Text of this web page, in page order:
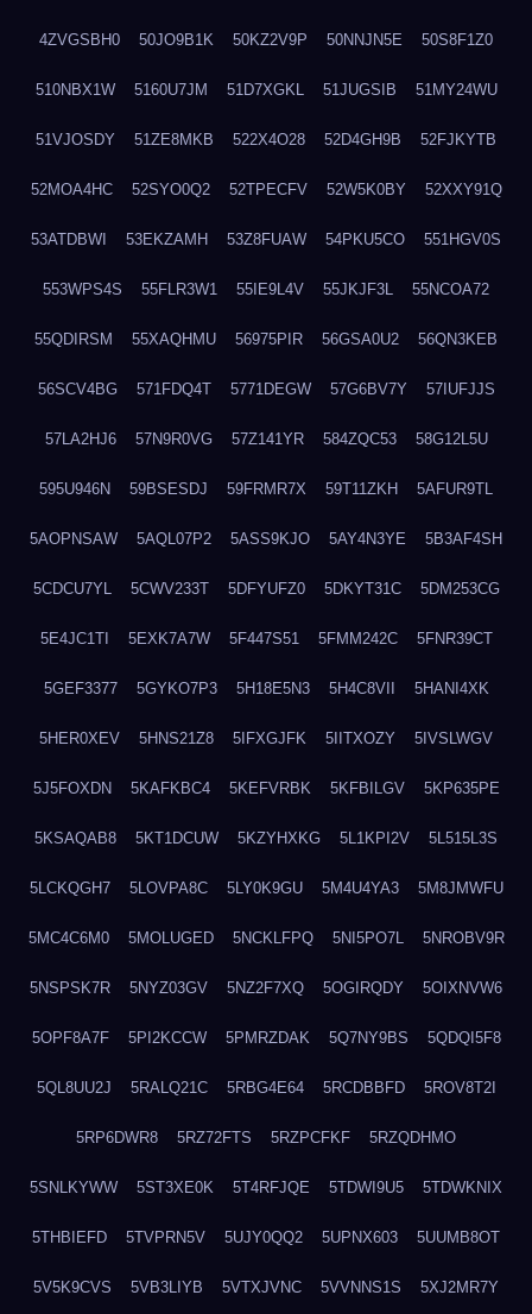
4ZVGSBH0 50JO9B1K 50KZ2V9P 50NNJN5E 50S8F1Z0
510NBX1W 5160U7JM 51D7XGKL 51JUGSIB 51MY24WU
51VJOSDY 51ZE8MKB 522X4O28 52D4GH9B 52FJKYTB
52MOA4HC 52SYO0Q2 52TPECFV 52W5K0BY 52XXY91Q
53ATDBWI 53EKZAMH 53Z8FUAW 54PKU5CO 551HGV0S
553WPS4S 55FLR3W1 55IE9L4V 55JKJF3L 55NCOA72
55QDIRSM 55XAQHMU 56975PIR 56GSA0U2 56QN3KEB
56SCV4BG 571FDQ4T 5771DEGW 57G6BV7Y 57IUFJJS
57LA2HJ6 57N9R0VG 57Z141YR 584ZQC53 58G12L5U
595U946N 59BSESDJ 59FRMR7X 59T11ZKH 5AFUR9TL
5AOPNSAW 5AQL07P2 5ASS9KJO 5AY4N3YE 5B3AF4SH
5CDCU7YL 5CWV233T 5DFYUFZ0 5DKYT31C 5DM253CG
5E4JC1TI 5EXK7A7W 5F447S51 5FMM242C 5FNR39CT
5GEF3377 5GYKO7P3 5H18E5N3 5H4C8VII 5HANI4XK
5HER0XEV 5HNS21Z8 5IFXGJFK 5IITXOZY 5IVSLWGV
5J5FOXDN 5KAFKBC4 5KEFVRBK 5KFBILGV 5KP635PE
5KSAQAB8 5KT1DCUW 5KZYHXKG 5L1KPI2V 5L515L3S
5LCKQGH7 5LOVPA8C 5LY0K9GU 5M4U4YA3 5M8JMWFU
5MC4C6M0 5MOLUGED 5NCKLFPQ 5NI5PO7L 5NROBV9R
5NSPSK7R 5NYZ03GV 5NZ2F7XQ 5OGIRQDY 5OIXNVW6
5OPF8A7F 5PI2KCCW 5PMRZDAK 5Q7NY9BS 5QDQI5F8
5QL8UU2J 5RALQ21C 5RBG4E64 5RCDBBFD 5ROV8T2I
5RP6DWR8 5RZ72FTS 5RZPCFKF 5RZQDHMO
5SNLKYWW 5ST3XE0K 5T4RFJQE 5TDWI9U5 5TDWKNIX
5THBIEFD 5TVPRN5V 5UJY0QQ2 5UPNX603 5UUMB8OT
5V5K9CVS 5VB3LIYB 5VTXJVNC 5VVNNS1S 5XJ2MR7Y